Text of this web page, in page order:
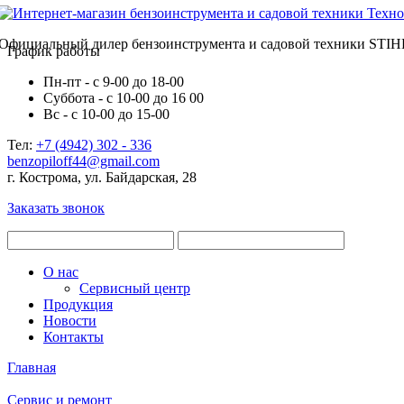
дилер бензоинструмента и садовой техники
График работы
Пн-пт - с 9-00 до 18-00
Суббота - с 10-00 до 16 00
Вс - с 10-00 до 15-00
Тел: +7 (4942) 302 - 336
benzopiloff44@gmail.com
г. Кострома, ул. Байдарская, 28
Заказать звонок
О нас
Сервисный центр
Продукция
Новости
Контакты
Главная
Сервис и ремонт